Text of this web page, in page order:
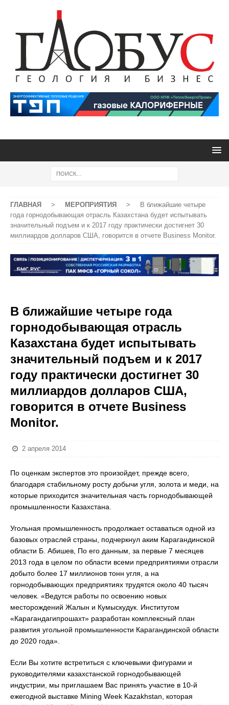
ГЛАВНАЯ > МЕРОПРИЯТИЯ >
В ближайшие четыре
года горнодобывающая отрасль Казахстана будет испытывать
значительный подъем и к 2017 году практически достигнет 30
миллиардов долларов США, говорится в отчете Business Monitor.
В ближайшие четыре года
горнодобывающая отрасль
Казахстана будет испытывать
значительный подъем и к 2017
году практически достигнет 30
миллиардов долларов США,
говорится в отчете Business
Monitor.
2 апреля 2014
По оценкам экспертов это произойдет, прежде всего,
благодаря стабильному росту добычи угля, золота и меди, на
которые приходится значительная часть горнодобывающей
промышленности Казахстана.
Угольная промышленность продолжает оставаться одной из
базовых отраслей страны, подчеркнул аким Карагандинской
области Б. Абишев, По его данным, за первые 7 месяцев
2013 года в целом по области всеми предприятиями отрасли
добыто более 17 миллионов тонн угля, а на
горнодобывающих предприятиях трудятся около 40 тысяч
человек. «Ведутся работы по освоению новых
месторождений Жалын и Кумыскудук. Институтом
«Карагандагипрошахт» разработан комплексный план
развития угольной промышленности Карагандинской области
до 2020 года».
Если Вы хотите встретиться с ключевыми фигурами и
руководителями казахстанской горнодобывающей
индустрии, мы приглашаем Вас принять участие в 10-й
ежегодной выставке Mining Week Kazakhstan, которая